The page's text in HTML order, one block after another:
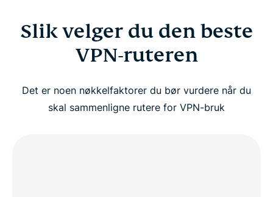
Slik velger du den beste
VPN-ruteren
Det er noen nøkkelfaktorer du bør vurdere når du
skal sammenligne rutere for VPN-bruk